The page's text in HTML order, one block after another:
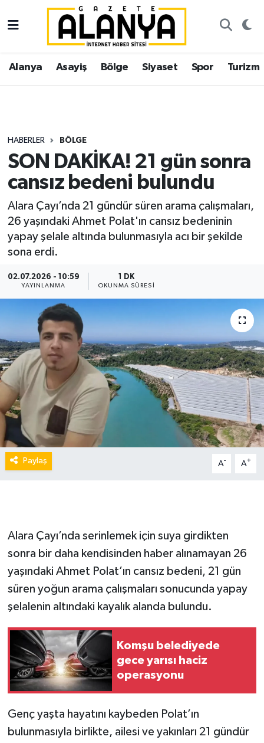
Alanya Asayiş Bölge Siyaset Spor Turizm
HABERLER BÖLGE
SON DAKİKA! 21 gün sonra
cansız bedeni bulundu
Alara Çayı’nda 21 gündür süren arama çalışmaları,
26 yaşındaki Ahmet Polat'ın cansız bedeninin
yapay şelale altında bulunmasıyla acı bir şekilde
sona erdi.
02.07.2026 - 10:59
YAYINLANMA
1 DK
OKUNMA SÜRESI
Paylaş A- A+
Alara Çayı’nda serinlemek için suya girdikten
sonra bir daha kendisinden haber alınamayan 26
yaşındaki Ahmet Polat’ın cansız bedeni, 21 gün
süren yoğun arama çalışmaları sonucunda yapay
şelalenin altındaki kayalık alanda bulundu.
Komşu belediyede
gece yarısı haciz
operasyonu
Genç yaşta hayatını kaybeden Polat’ın
bulunmasıyla birlikte, ailesi ve yakınları 21 gündür
Alanya
Asayiş
Siyaset
Spor
Ekonomi
Gazipaşa
İstanbul Nöbetçi Eczaneler
İstanbul Hava Durumu
Süper Lig Puan Durumu ve Fikstür
Tüm Manşetler
Haber Arşivi